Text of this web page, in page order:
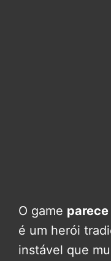
O game parece
é um herói
instável que